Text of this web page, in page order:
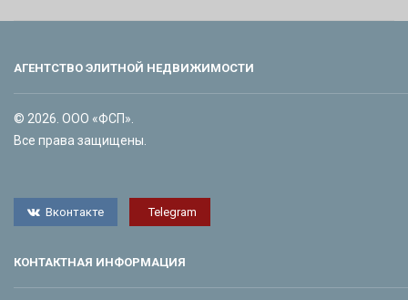
АГЕНТСТВО ЭЛИТНОЙ НЕДВИЖИМОСТИ
© 2026. ООО «ФСП».
Все права защищены.
Вконтакте Telegram
КОНТАКТНАЯ ИНФОРМАЦИЯ